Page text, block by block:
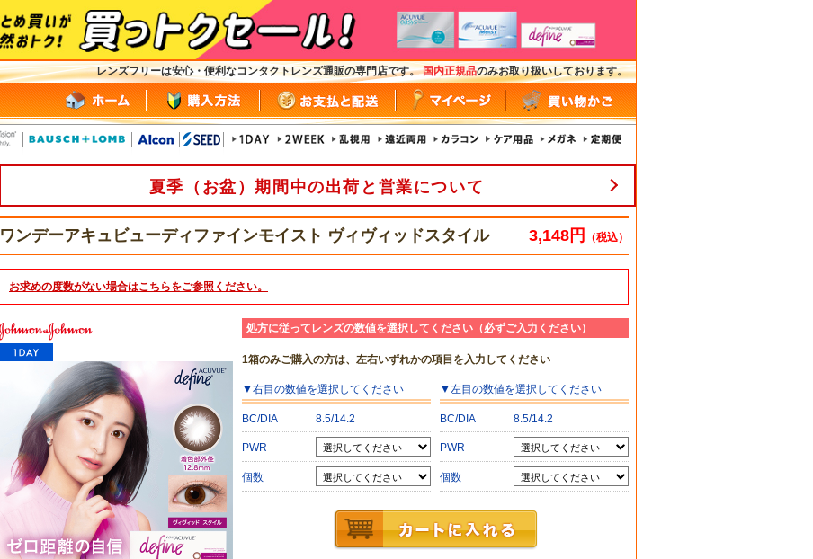
レンズフリーは安心・便利なコンタクトレンズ通販の専門店です。国内正規品のみお取り扱いしております。
夏季（お盆）期間中の出荷と営業について
ワンデーアキュビューディファインモイスト ヴィヴィッドスタイル 3,148円 （税込）
お求めの度数がない場合はこちらをご参照ください。
処方に従ってレンズの数値を選択してください（必ずご入力ください）
1箱のみご購入の方は、左右いずれかの項目を入力してください
▼右目の数値を選択してください
BC/DIA 8.5/14.2
PWR
個数
▼左目の数値を選択してください
BC/DIA 8.5/14.2
PWR
個数